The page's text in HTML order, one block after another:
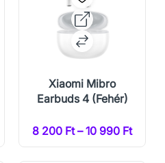
Xiaomi Mibro
Earbuds 4 (Fehér)
8 200 Ft – 10 990 Ft